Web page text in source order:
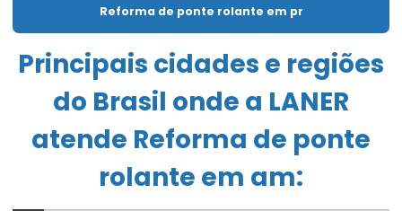
Célula carga industrial
Chave fim de curso para ponte rolante
Compra De Carro Talha Duplaviga Para Elevação
Comprar Talha Fixa Aço Carbono
Comprar Talha Nova Para Elevação Industrial
Reforma de ponte rolante em pr
Principais cidades e regiões
do Brasil onde a LANER
atende Reforma de ponte
rolante em am: